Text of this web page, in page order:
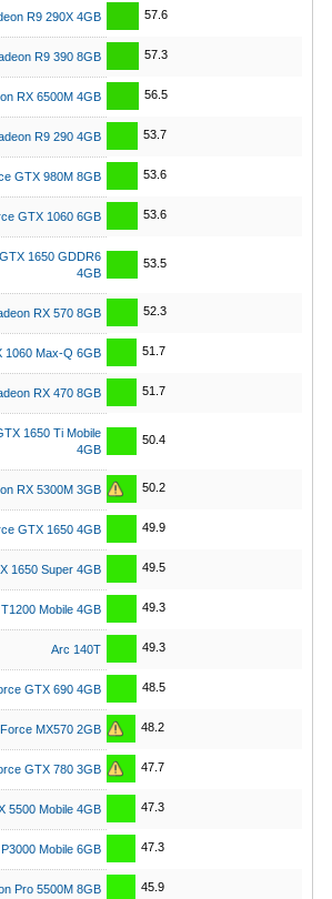
R9 290X 4GB 57.6
R9 390 8GB 57.3
RX 6500M 4GB 56.5
R9 290 4GB 53.7
GTX 980M 8GB 53.6
GTX 1060 6GB 53.6
1650 GDDR6
4GB
53.5
RX 570 8GB 52.3
1060 Max-Q 6GB 51.7
RX 470 8GB 51.7
1650 Ti Mobile
4GB
50.4
RX 5300M 3GB 50.2
GTX 1650 4GB 49.9
1650 Super 4GB 49.5
Mobile 4GB 49.3
Arc 140T 49.3
GTX 690 4GB 48.5
MX570 2GB 48.2
GTX 780 3GB 47.7
5500 Mobile 4GB 47.3
Mobile 6GB 47.3
Pro 5500M 8GB 45.9